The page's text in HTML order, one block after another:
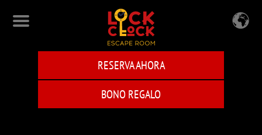
main
RESERVA AHORA
BONO REGALO